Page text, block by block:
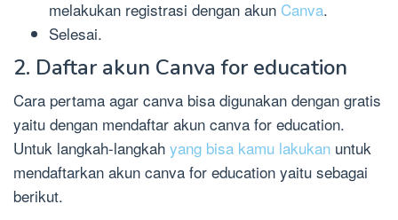
melakukan registrasi dengan akun Canva.
Selesai.
2. Daftar akun Canva for education
Cara pertama agar canva bisa digunakan dengan gratis
yaitu dengan mendaftar akun canva for education.
Untuk langkah-langkah yang bisa kamu lakukan untuk
mendaftarkan akun canva for education yaitu sebagai
berikut.